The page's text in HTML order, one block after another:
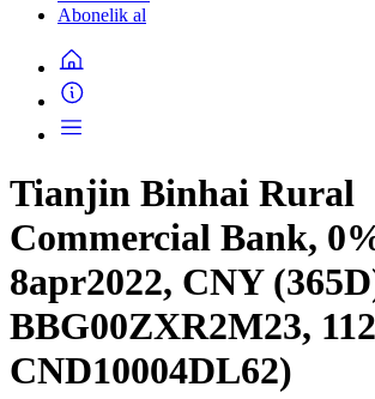
Abonelik al
Tianjin Binhai Rural
Commercial Bank,
8apr2022, CNY
BBG00ZXR2M23,
CND10004DL62)